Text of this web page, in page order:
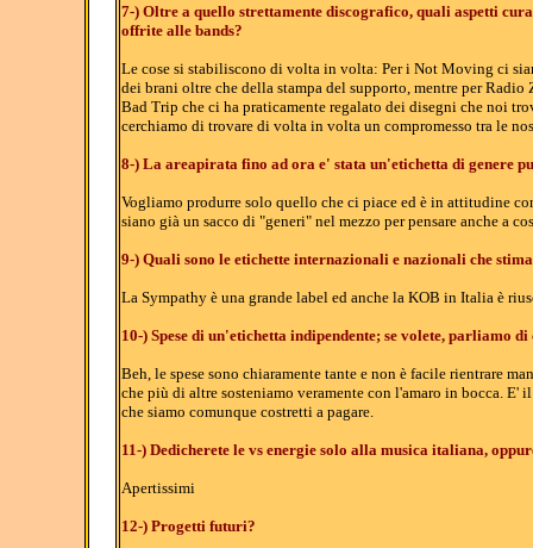
7-) Oltre a quello strettamente discografico, quali aspetti
offrite alle bands?
Le cose si stabiliscono di volta in volta: Per i Not Moving ci
dei brani oltre che della stampa del supporto, mentre per
Bad Trip che ci ha praticamente regalato dei disegni che noi
cerchiamo di trovare di volta in volta un compromesso tra le
8-) La areapirata fino ad ora e' stata un'etichetta di genere
Vogliamo produrre solo quello che ci piace ed è in attitudine
siano già un sacco di "generi" nel mezzo per pensare anche a
9-) Quali sono le etichette internazionali e nazionali che
La Sympathy è una grande label ed anche la KOB in Italia è
10-) Spese di un'etichetta indipendente; se volete, parliamo di
Beh, le spese sono chiaramente tante e non è facile rientrare
che più di altre sosteniamo veramente con l'amaro in bocca. E'
che siamo comunque costretti a pagare.
11-) Dedicherete le vs energie solo alla musica italiana,
Apertissimi
12-) Progetti futuri?